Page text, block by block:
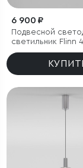
6 900 ₽
Подвесной
светильник Flinn
латунь